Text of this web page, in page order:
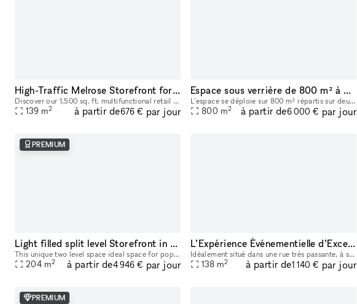
High-Traffic Melrose Storefront for Pop-Ups & Brand Activations
Discover our 1,500 sq. ft. multifunctional retail and activation space located on iconic Melrose and Fairfax, a well-known celebrity and cultural hotspot in Los Angeles. Surrounded by luxury brands
139 m2 à partir de676 € par jour
Espace sous verrière de 800 m² à Bastille
L'espace se déploie sur 800 m² répartis sur deux niveaux dont un espace central sous une verrière de 465 m² avec un patio extérieur de 30 m². Vous trouverez en pièce jointe une présentation détaillée
800 m2 à partir de6 000 € par jour
PREMIUM
Light filled split level Storefront in the heart of Manhattan (with high ceilings and multiple rooms)
This unique two level space ideal space for pop-ups, dining experiences, galleries, panel conversations, fashion presentations, showrooms and more. With a total ceiling height of 26' the two story s
204 m2 à partir de4 946 € par jour
L’Expérience Événementielle d’Exception au Cœur de Bastille
Idéalement situé dans une rue très passante, à seulement une minute du métro, cet espace offre un emplacement stratégique au cœur d’un quartier dynamique et recherché. La boutique de 90 m² bénéficie
138 m2 à partir de1 140 € par jour
PREMIUM